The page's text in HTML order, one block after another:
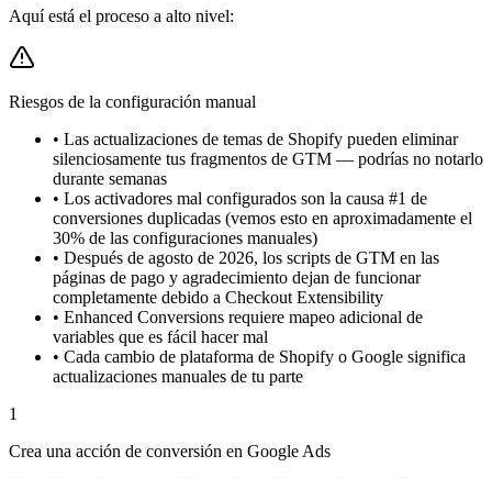
Aquí está el proceso a alto nivel:
Riesgos de la configuración manual
• Las actualizaciones de temas de Shopify pueden eliminar
silenciosamente tus fragmentos de GTM — podrías no notarlo
durante semanas
• Los activadores mal configurados son la causa #1 de
conversiones duplicadas (vemos esto en aproximadamente el
30% de las configuraciones manuales)
• Después de agosto de 2026, los scripts de GTM en las
páginas de pago y agradecimiento dejan de funcionar
completamente debido a Checkout Extensibility
• Enhanced Conversions requiere mapeo adicional de
variables que es fácil hacer mal
• Cada cambio de plataforma de Shopify o Google significa
actualizaciones manuales de tu parte
1
Crea una acción de conversión en Google Ads